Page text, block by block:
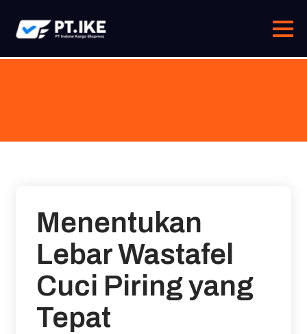
content
Menentukan
Lebar Wastafel
Cuci Piring yang
Tepat